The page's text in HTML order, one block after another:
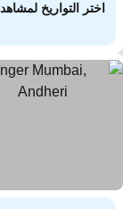
اختر التواريخ